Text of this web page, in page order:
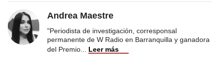
Andrea Maestre
"Periodista de investigación, corresponsal
permanente de W Radio en Barranquilla y ganadora
del Premio
Leer más